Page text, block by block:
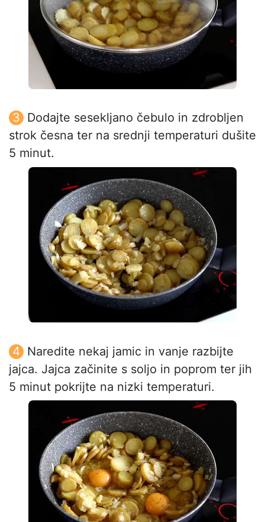
Dodajte sesekljano čebulo in zdrobljen
strok česna ter na srednji temperaturi dušite
5 minut.
Naredite nekaj jamic in vanje razbijte
jajca. Jajca začinite s soljo in poprom ter jih
5 minut pokrijte na nizki temperaturi.